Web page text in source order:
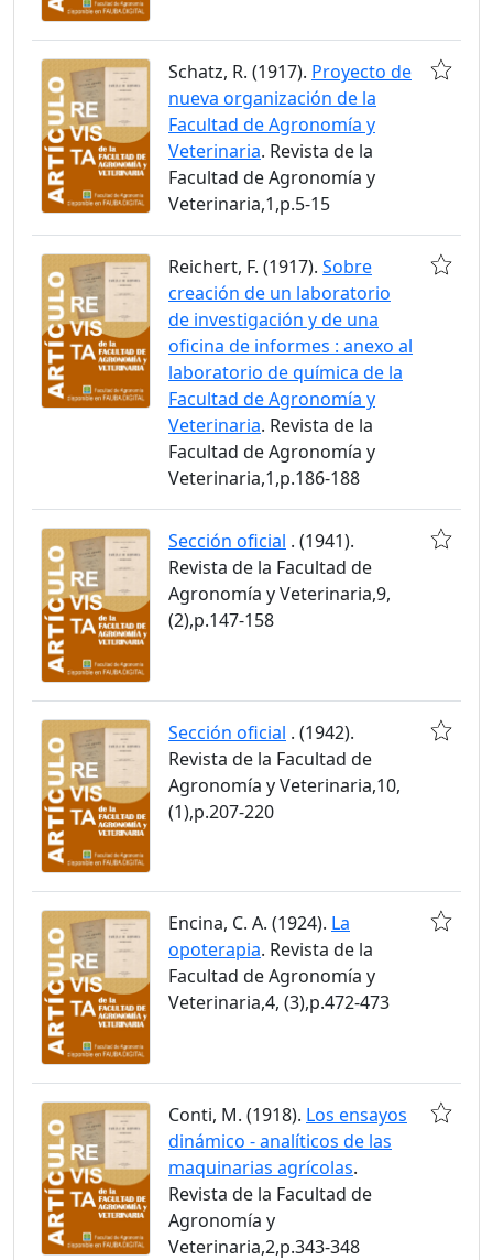
Schatz, R. (1917). Proyecto de
nueva organización de la
Facultad de Agronomía y
Veterinaria. Revista de la
Facultad de Agronomía y
Veterinaria,1,p.5-15
Reichert, F. (1917). Sobre
creación de un laboratorio
de investigación y de una
oficina de informes : anexo al
laboratorio de química de la
Facultad de Agronomía y
Veterinaria. Revista de la
Facultad de Agronomía y
Veterinaria,1,p.186-188
Sección oficial . (1941).
Revista de la Facultad de
Agronomía y Veterinaria,9,
(2),p.147-158
Sección oficial . (1942).
Revista de la Facultad de
Agronomía y Veterinaria,10,
(1),p.207-220
Encina, C. A. (1924). La
opoterapia. Revista de la
Facultad de Agronomía y
Veterinaria,4, (3),p.472-473
Conti, M. (1918). Los ensayos
dinámico - analíticos de las
maquinarias agrícolas.
Revista de la Facultad de
Agronomía y
Veterinaria,2,p.343-348